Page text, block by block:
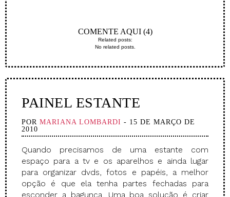
COMENTE AQUI (4)
Related posts:
No related posts.
PAINEL ESTANTE
POR MARIANA LOMBARDI - 15 DE MARÇO DE
2010
Quando precisamos de uma estante com
espaço para a tv e os aparelhos e ainda lugar
para organizar dvds, fotos e papéis, a melhor
opção é que ela tenha partes fechadas para
esconder a bagunça. Uma boa solução é criar